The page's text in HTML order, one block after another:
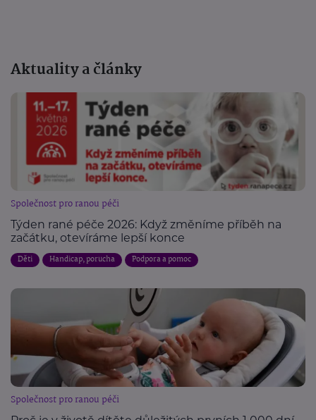
Aktuality a články
Společnost pro ranou péči
Týden rané péče 2026: Když změníme příběh na
začátku, otevíráme lepší konce
Děti Handicap, porucha Podpora a pomoc
Společnost pro ranou péči